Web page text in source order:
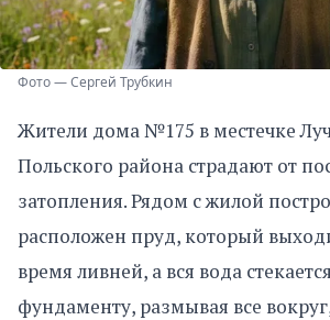
Фото — Сергей Трубкин
Жители дома №175 в местечке
Польского района страдают от
затопления. Рядом с жилой
расположен пруд, который
время ливней, а вся вода
фундаменту, размывая все